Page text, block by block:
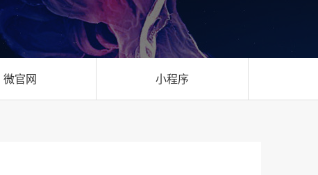
微官网 小程序